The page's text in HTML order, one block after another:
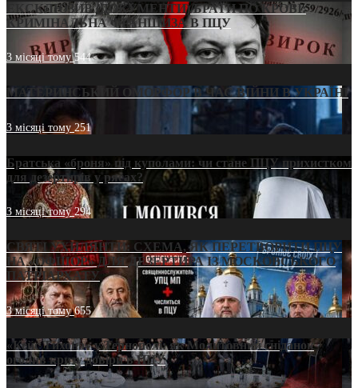
ЕКСКЛЮЗИВ (ДОКУМЕНТИ)/БРАТИ ПО КРОВІ:
КРИМІНАЛЬНА ФРАНШИЗА В ПЦУ
3 місяці тому544
МАТЕРИНСЬКИЙ ОМОРФОР В ЧАС ВІЙНИ В УКРАЇНІ
3 місяці тому251
Братська «броня» під куполами: чи стане ПЦУ прихистком
для дезертирів у рясах?
3 місяці тому294
СВЯТІ УХИЛЯНТИ: СХЕМА, ЯК ПЕРЕТВОРИТИ ПЦУ
НА «ОФШОР» ДЛЯ ДЕЗЕРТИРА ІЗ МОСКОВСЬКОГО
ПАТРІАРХАТУ
3 місяці тому655
«Кейс Тихона» у Тернополі: як Молитовний сніданок
оголив кризу довіри в ПЦУ